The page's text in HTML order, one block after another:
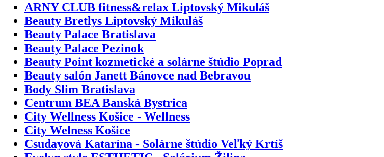
ARNY CLUB fitness&relax Liptovský Mikuláš
Beauty Bretlys Liptovský Mikuláš
Beauty Palace Bratislava
Beauty Palace Pezinok
Beauty Point kozmetické a solárne štúdio Poprad
Beauty salón Janett Bánovce nad Bebravou
Body Slim Bratislava
Centrum BEA Banská Bystrica
City Wellness Košice - Wellness
City Welness Košice
Csudayová Katarína - Solárne štúdio Veľký Krtíš